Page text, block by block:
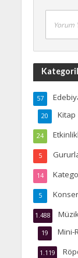
Yorum
57
Kitap
20
24
5
14
5
1.488
Mini-
19
1.119